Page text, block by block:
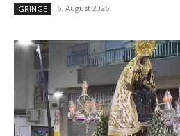
GRINGE 6. August 2026